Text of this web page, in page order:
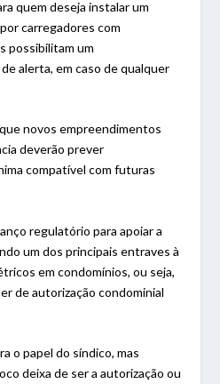
quem deseja instalar um
carregadores com
possibilitam um
alerta, em caso de qualquer
novos empreendimentos
deverão prever
compatível com futuras
regulatório para apoiar a
um dos principais entraves à
em condomínios, ou seja,
de autorização condominial
o papel do síndico, mas
deixa de ser a autorização ou